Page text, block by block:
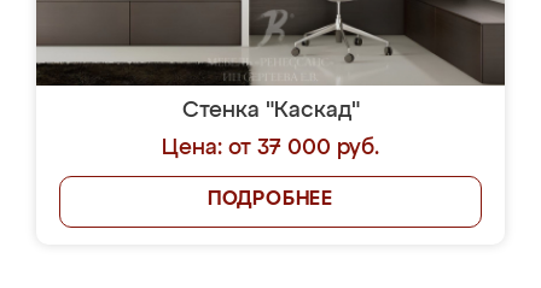
Стенка "Каскад"
Цена: от 37 000 руб.
ПОДРОБНЕЕ